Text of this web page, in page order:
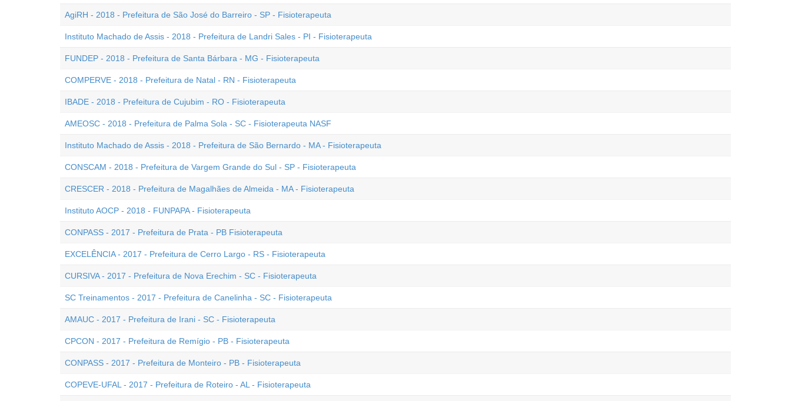
AgiRH - 2018 - Prefeitura de São José do Barreiro - SP - Fisioterapeuta
Instituto Machado de Assis - 2018 - Prefeitura de Landri Sales - PI - Fisioterapeuta
FUNDEP - 2018 - Prefeitura de Santa Bárbara - MG - Fisioterapeuta
COMPERVE - 2018 - Prefeitura de Natal - RN - Fisioterapeuta
IBADE - 2018 - Prefeitura de Cujubim - RO - Fisioterapeuta
AMEOSC - 2018 - Prefeitura de Palma Sola - SC - Fisioterapeuta NASF
Instituto Machado de Assis - 2018 - Prefeitura de São Bernardo - MA - Fisioterapeuta
CONSCAM - 2018 - Prefeitura de Vargem Grande do Sul - SP - Fisioterapeuta
CRESCER - 2018 - Prefeitura de Magalhães de Almeida - MA - Fisioterapeuta
Instituto AOCP - 2018 - FUNPAPA - Fisioterapeuta
CONPASS - 2017 - Prefeitura de Prata - PB Fisioterapeuta
EXCELÊNCIA - 2017 - Prefeitura de Cerro Largo - RS - Fisioterapeuta
CURSIVA - 2017 - Prefeitura de Nova Erechim - SC - Fisioterapeuta
SC Treinamentos - 2017 - Prefeitura de Canelinha - SC - Fisioterapeuta
AMAUC - 2017 - Prefeitura de Irani - SC - Fisioterapeuta
CPCON - 2017 - Prefeitura de Remígio - PB - Fisioterapeuta
CONPASS - 2017 - Prefeitura de Monteiro - PB - Fisioterapeuta
COPEVE-UFAL - 2017 - Prefeitura de Roteiro - AL - Fisioterapeuta